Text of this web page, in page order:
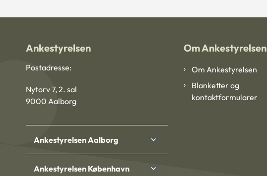
Ankestyrelsen
Postadresse:
Nytorv 7, 2. sal
9000 Aalborg
Ankestyrelsen Aalborg
Ankestyrelsen København
Om Ankestyrelsen
Om Ankestyrelsen
Blanketter og
kontaktformularer